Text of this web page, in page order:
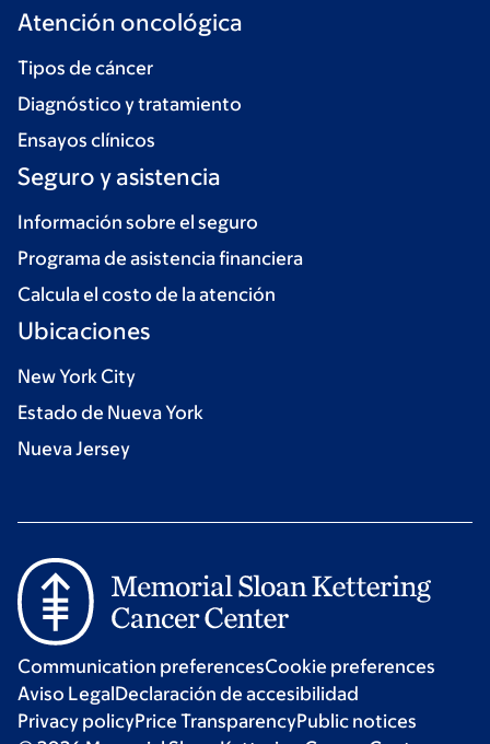
Atención oncológica
Tipos de cáncer
Diagnóstico y tratamiento
Ensayos clínicos
Seguro y asistencia
Información sobre el seguro
Programa de asistencia financiera
Calcula el costo de la atención
Ubicaciones
New York City
Estado de Nueva York
Nueva Jersey
Communication preferencesCookie preferences
Aviso LegalDeclaración de accesibilidad
Privacy policyPrice TransparencyPublic notices